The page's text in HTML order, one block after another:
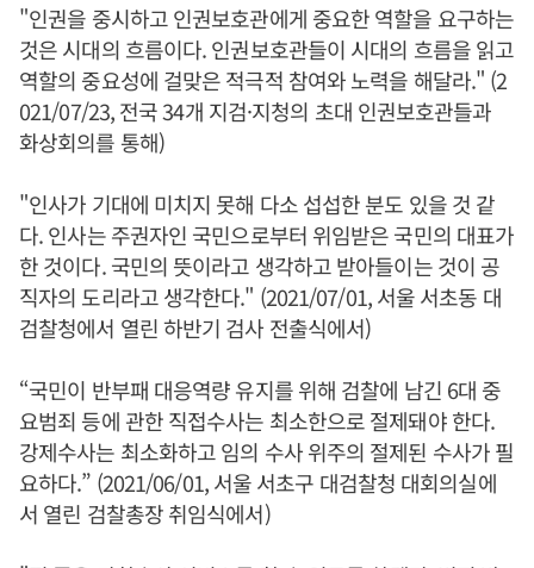
"인권을 중시하고 인권보호관에게 중요한 역할을 요구하는
것은 시대의 흐름이다. 인권보호관들이 시대의 흐름을 읽고
역할의 중요성에 걸맞은 적극적 참여와 노력을 해달라." (2
021/07/23, 전국 34개 지검·지청의 초대 인권보호관들과
화상회의를 통해)
"인사가 기대에 미치지 못해 다소 섭섭한 분도 있을 것 같
다. 인사는 주권자인 국민으로부터 위임받은 국민의 대표가
한 것이다. 국민의 뜻이라고 생각하고 받아들이는 것이 공
직자의 도리라고 생각한다." (2021/07/01, 서울 서초동 대
검찰청에서 열린 하반기 검사 전출식에서)
“국민이 반부패 대응역량 유지를 위해 검찰에 남긴 6대 중
요범죄 등에 관한 직접수사는 최소한으로 절제돼야 한다.
강제수사는 최소화하고 임의 수사 위주의 절제된 수사가 필
요하다.” (2021/06/01, 서울 서초구 대검찰청 대회의실에
서 열린 검찰총장 취임식에서)